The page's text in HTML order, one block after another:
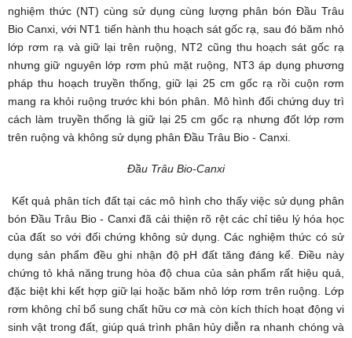
nghiệm thức (NT) cùng sử dụng cùng lượng phân bón Đầu Trâu
Bio Canxi, với NT1 tiến hành thu hoạch sát gốc rạ, sau đó băm nhỏ
lớp rơm rạ và giữ lại trên ruộng, NT2 cũng thu hoạch sát gốc rạ
nhưng giữ nguyên lớp rơm phủ mặt ruộng, NT3 áp dụng phương
pháp thu hoạch truyền thống, giữ lại 25 cm gốc rạ rồi cuộn rơm
mang ra khỏi ruộng trước khi bón phân. Mô hình đối chứng duy trì
cách làm truyền thống là giữ lại 25 cm gốc rạ nhưng đốt lớp rơm
trên ruộng và không sử dụng phân Đầu Trâu Bio - Canxi.
Đầu Trâu Bio-Canxi
Kết quả phân tích đất tại các mô hình cho thấy việc sử dụng phân
bón Đầu Trâu Bio - Canxiđã cải thiện rõ rệt các chỉ tiêu lý hóa học
của đất so với đối chứng không sử dụng . Các nghiệm thức có sử
dụng sản phẩm đều ghi nhận độ pH đất tăng đáng kể. Điều này
chứng tỏ khả năng trung hòa độ chua của sản phẩm rất hiệu quả,
đặc biệt khi kết hợp giữ lại hoặc băm nhỏ lớp rơm trên ruộng. Lớp
rơm không chỉ bổ sung chất hữu cơ mà còn kích thích hoạt động vi
sinh vật trong đất, giúp quá trình phân hủy diễn ra nhanh chóng và